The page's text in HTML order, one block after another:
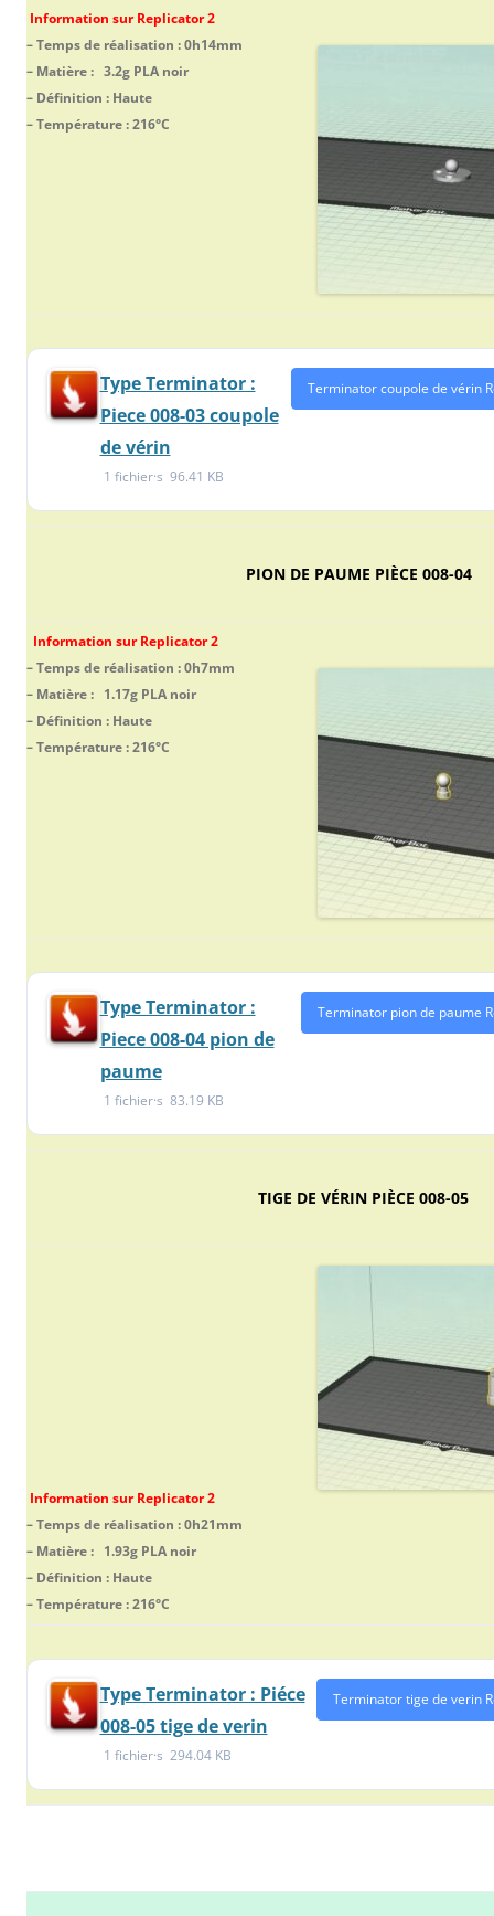
Information sur Replicator 2
– Temps de réalisation : 0h14mm
– Matière : 3.2g PLA noir
– Définition : Haute
– Température : 216°C
Type Terminator :
Piece 008-03 coupole
de vérin
1 fichier·s 96.41 KB
Terminator coupole de vérin
PION DE PAUME PIÈCE 008-04
Information sur Replicator 2
– Temps de réalisation : 0h7mm
– Matière : 1.17g PLA noir
– Définition : Haute
– Température : 216°C
Type Terminator :
Piece 008-04 pion de
paume
1 fichier·s 83.19 KB
Terminator pion de paume
TIGE DE VÉRIN PIÈCE 008-05
Information sur Replicator 2
– Temps de réalisation : 0h21mm
– Matière : 1.93g PLA noir
– Définition : Haute
– Température : 216°C
Type Terminator : Piéce
008-05 tige de verin
1 fichier·s 294.04 KB
Terminator tige de verin